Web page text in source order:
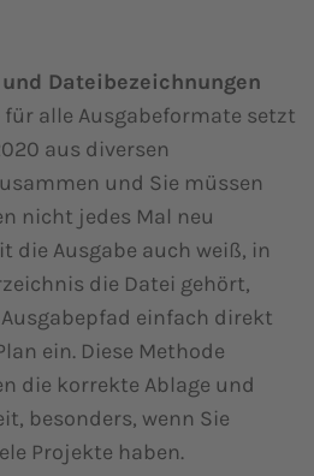
Dateibezeichnungen
für alle Ausgabeformate setzt
aus diversen
und Sie müssen
nicht jedes Mal neu
die Ausgabe auch weiß, in
die Datei gehört,
einfach direkt
ein. Diese Methode
die korrekte Ablage und
besonders, wenn Sie
Projekte haben.